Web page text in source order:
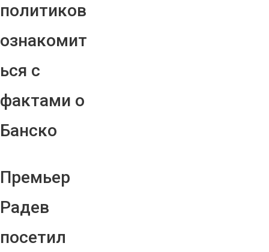
политиков
ознакомит
ься с
фактами о
Банско
Премьер
Радев
посетил